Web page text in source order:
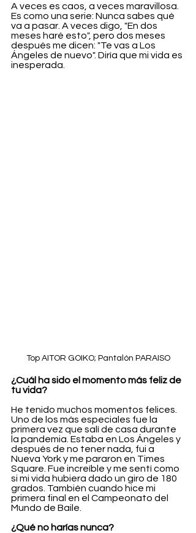
A veces es caos, a veces maravillosa.
Es como una serie: Nunca sabes qué
va a pasar. A veces digo, "En dos
meses haré esto", pero dos meses
después me dicen: "Te vas a Los
Ángeles de nuevo". Diría que mi vida es
inesperada.
Top AITOR GOIKO; Pantalón PARAISO
¿Cuál ha sido el momento más feliz de
tu vida?
He tenido muchos momentos felices.
Uno de los más especiales fue la
primera vez que salí de casa durante
la pandemia. Estaba en Los Ángeles y
después de no tener nada, fui a
Nueva York y me pararon en Times
Square. Fue increíble y me sentí como
si mi vida hubiera dado un giro de 180
grados. También cuando hice mi
primera final en el Campeonato del
Mundo de Baile.
¿Qué no harías nunca?